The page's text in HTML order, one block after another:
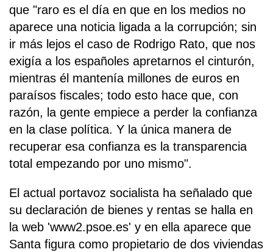
que "raro es el día en que en los medios no
aparece una noticia ligada a la corrupción; sin
ir más lejos el caso de Rodrigo Rato, que nos
exigía a los españoles apretarnos el cinturón,
mientras él mantenía millones de euros en
paraísos fiscales; todo esto hace que, con
razón, la gente empiece a perder la confianza
en la clase política. Y la única manera de
recuperar esa confianza es la transparencia
total empezando por uno mismo".
El actual portavoz socialista ha señalado que
su declaración de bienes y rentas se halla en
la web 'www2.psoe.es' y en ella aparece que
Santa figura como propietario de dos viviendas